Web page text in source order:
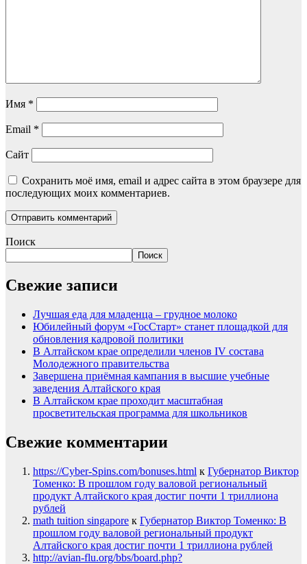
Имя *
Email *
Сайт
Сохранить моё имя, email и адрес сайта в этом браузере для
последующих моих комментариев.
Поиск
Поиск
Свежие записи
Лучшая еда для младенца – грудное молоко
Юбилейный форум «ГосСтарт» станет площадкой для
обновления кадровой политики
В Алтайском крае определили членов IV состава
Молодежного правительства
Завершена приёмная кампания в высшие учебные
заведения Алтайского края
В Алтайском крае проходит масштабная
просветительская программа для школьников
Свежие комментарии
https://Cyber-Spins.com/bonuses.html к Губернатор Виктор
Томенко: В прошлом году валовой региональный
продукт Алтайского края достиг почти 1 триллиона
рублей
math tuition singapore к Губернатор Виктор Томенко: В
прошлом году валовой региональный продукт
Алтайского края достиг почти 1 триллиона рублей
http://avian-flu.org/bbs/board.php?